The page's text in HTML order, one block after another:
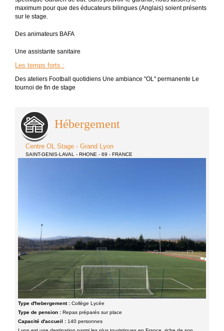
maximum pour que des éducateurs bilingues (Anglais) soient présents
sur le stage.
Des animateurs BAFA
Une assistante sanitaire
Les temps forts :
Des ateliers Football quotidiens Une ambiance "OL" permanente Le
tournoi de fin de stage
Hébergement
Centre OL Stage - Grand Lyon
SAINT-GENIS-LAVAL - RHONE - 69 - FRANCE
Type d'hebergement : Collège Lycée
Type de pension : Repas préparés sur place
Capacité d'accueil : 140 personnes